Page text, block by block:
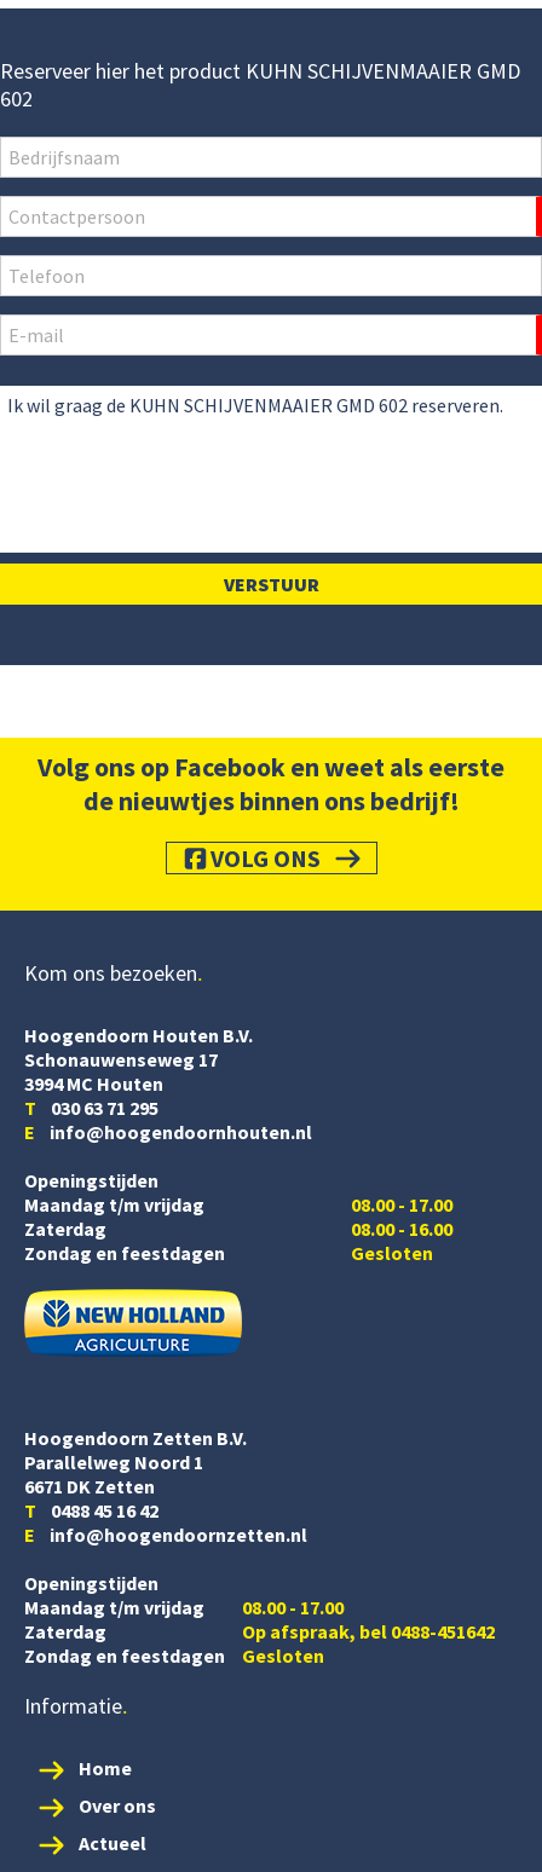
Reserveer hier het product KUHN SCHIJVENMAAIER GMD
602
Volg ons op Facebook en weet als eerste
de nieuwtjes binnen ons bedrijf!
VOLG ONS
Kom ons bezoeken
Hoogendoorn Houten B.V.
Schonauwenseweg 17
3994 MC Houten
T 030 63 71 295
E info@hoogendoornhouten.nl
Openingstijden
Maandag t/m vrijdag
Zaterdag
08.00 - 17.00
08.00 - 16.00
Zondag en feestdagen
Gesloten
Hoogendoorn Zetten B.V.
Parallelweg Noord 1
6671 DK Zetten
T 0488 45 16 42
E info@hoogendoornzetten.nl
Openingstijden
Maandag t/m vrijdag
08.00 - 17.00
Zaterdag
Op afspraak, bel 0488-451642
Zondag en feestdagen
Gesloten
Informatie
Home
Over ons
Actueel